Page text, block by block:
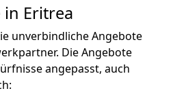
in Eritrea
unverbindliche Angebote
Die Angebote
angepasst, auch